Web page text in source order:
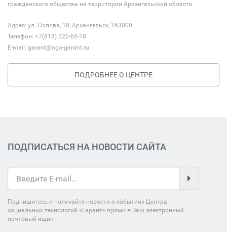
гражданского общества на территории Архангельской области
Адрес: ул. Попова, 18, Архангельск, 163000
Телефон: +7(818) 220-65-10
E-mail: garant@ngo-garant.ru
ПОДРОБНЕЕ О ЦЕНТРЕ
ПОДПИСАТЬСЯ НА НОВОСТИ САЙТА
Подпишитесь и получайте новости о событиях Центра
социальных технологий «Гарант» прямо в Ваш электронный
почтовый ящик.